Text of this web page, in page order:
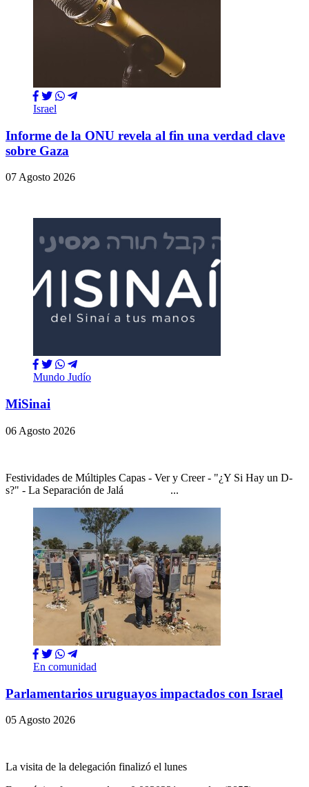
Israel
Informe de la ONU revela al fin una verdad clave
sobre Gaza
07 Agosto 2026
Mundo Judío
MiSinai
06 Agosto 2026
Festividades de Múltiples Capas - Ver y Creer - "¿Y Si Hay un D-
s?" - La Separación de Jalá ...
En comunidad
Parlamentarios uruguayos impactados con Israel
05 Agosto 2026
La visita de la delegación finalizó el lunes